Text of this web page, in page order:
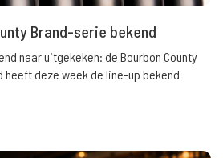
Brand-serie bekend
naar uitgekeken: de Bourbon County
heeft deze week de line-up bekend